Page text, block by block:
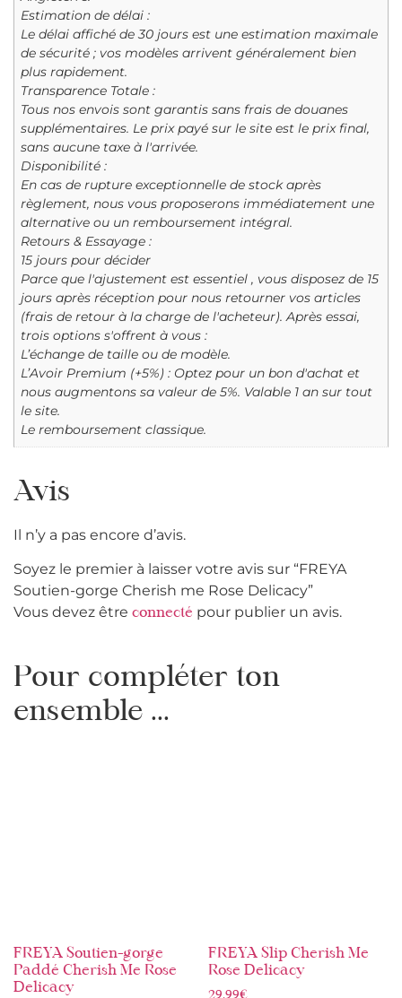
Estimation de délai :
Le délai affiché de 30 jours est une estimation maximale
de sécurité ; vos modèles arrivent généralement bien
plus rapidement.
Transparence Totale :
Tous nos envois sont garantis sans frais de douanes
supplémentaires. Le prix payé sur le site est le prix final,
sans aucune taxe à l'arrivée.
Disponibilité :
En cas de rupture exceptionnelle de stock après
règlement, nous vous proposerons immédiatement une
alternative ou un remboursement intégral.
Retours & Essayage :
15 jours pour décider
Parce que l'ajustement est essentiel , vous disposez de 15
jours après réception pour nous retourner vos articles
(frais de retour à la charge de l'acheteur). Après essai,
trois options s'offrent à vous :
L’échange de taille ou de modèle.
L’Avoir Premium (+5%) : Optez pour un bon d'achat et
nous augmentons sa valeur de 5%. Valable 1 an sur tout
le site.
Le remboursement classique.
Avis
Il n’y a pas encore d’avis.
Soyez le premier à laisser votre avis sur “FREYA
Soutien-gorge Cherish me Rose Delicacy”
Vous devez être connecté pour publier un avis.
Pour compléter ton
ensemble ...
FREYA Soutien-gorge
Paddé Cherish Me Rose
Delicacy
FREYA Slip Cherish Me
Rose Delicacy
29,99€